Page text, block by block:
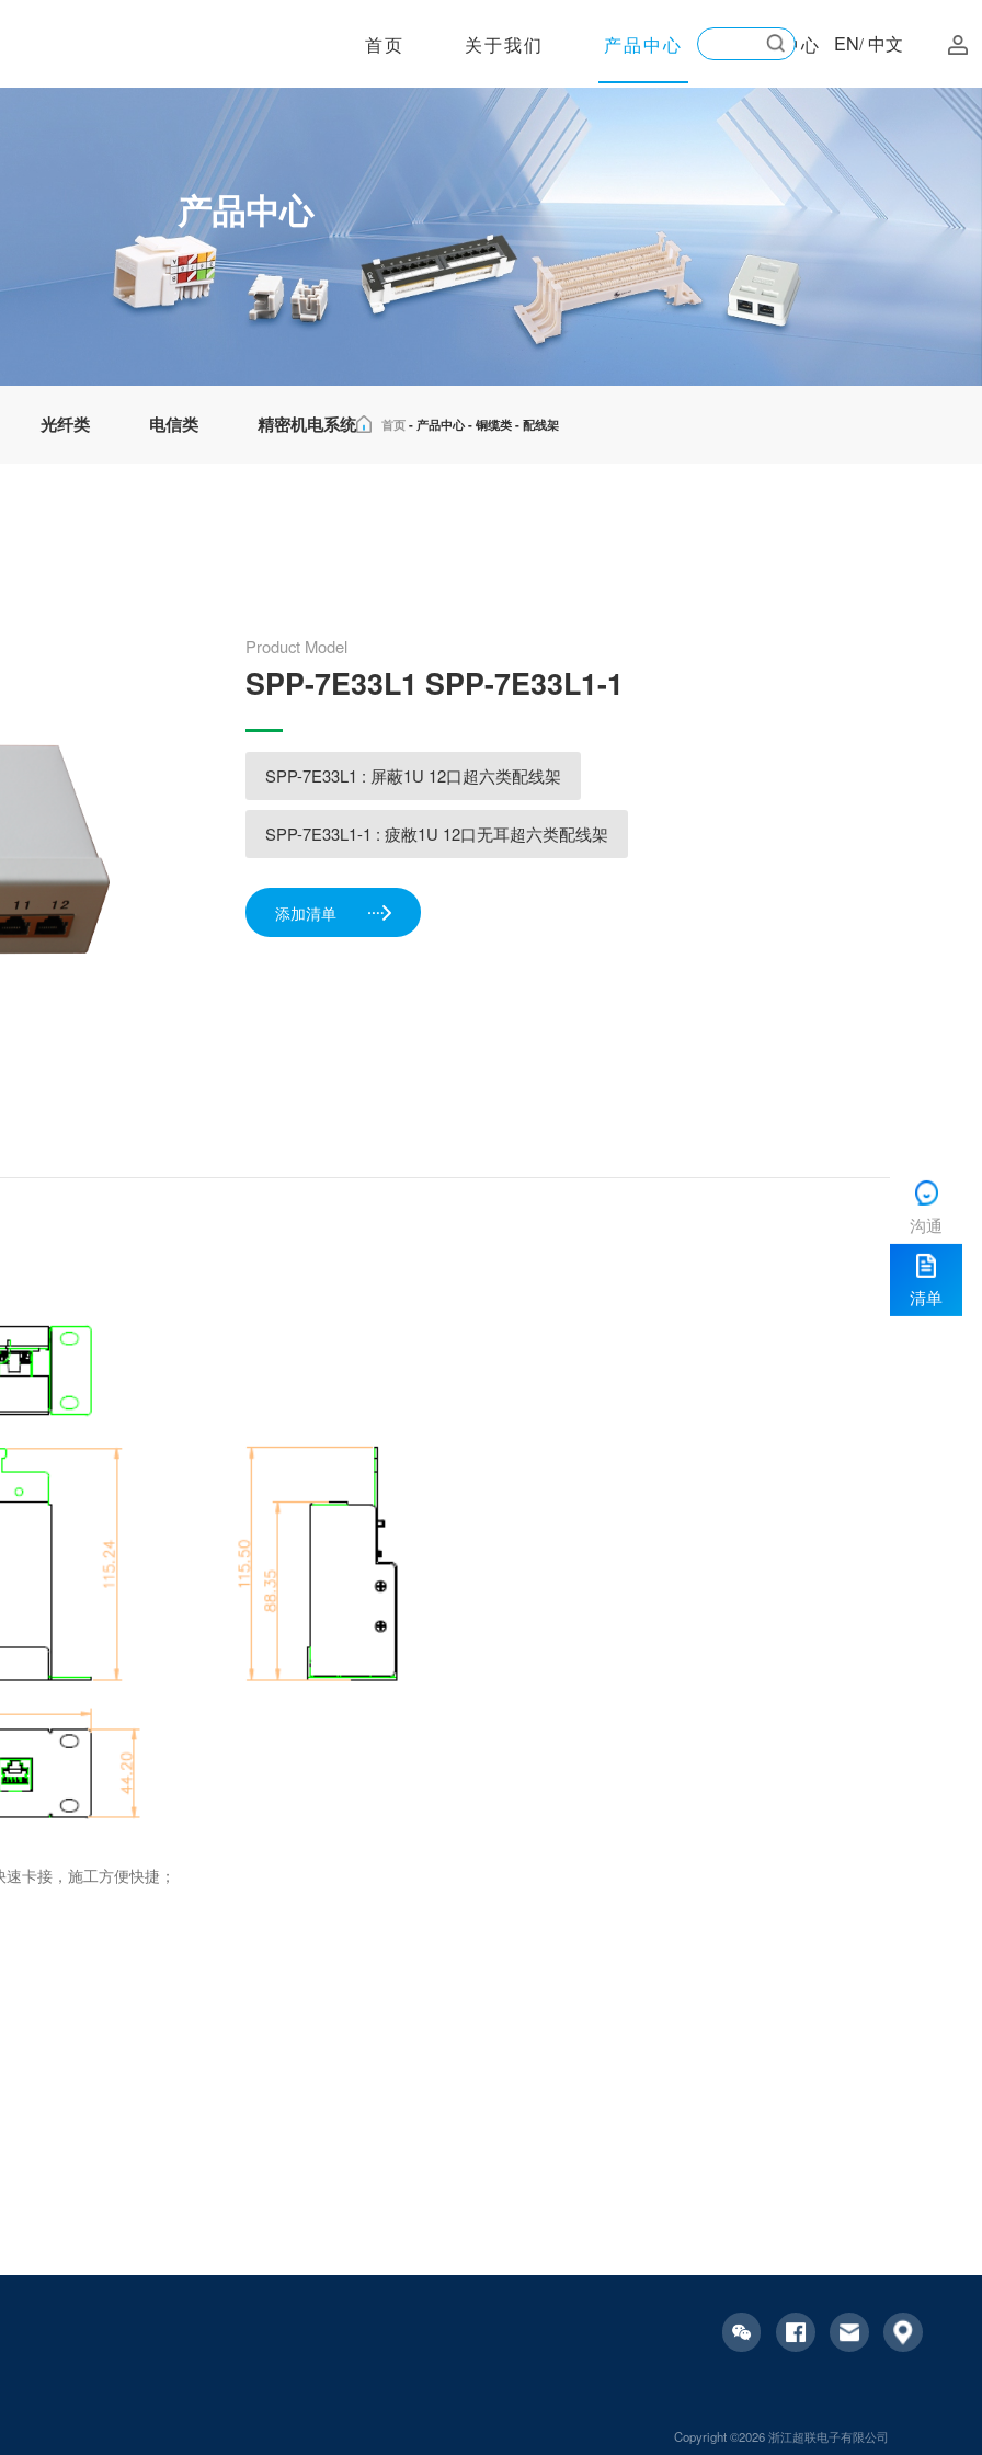
首页 关于我们 产品中心 新闻中心 EN/ 中文
产品中心
光纤类 电信类 精密机电系统 首页 - 产品中心 - 铜缆类 - 配线架
Product Model
SPP-7E33L1 SPP-7E33L1-1
SPP-7E33L1 : 屏蔽1U 12口超六类配线架
SPP-7E33L1-1 : 疲敝1U 12口无耳超六类配线架
添加清单
卡接，施工方便快捷；
Copyright ©2026 浙江超联电子有限公司
沟通
清单